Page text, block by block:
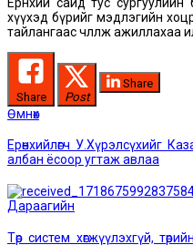
хүүхэд бүрийг мэдлэгийн
тайлангаас чөлөөлж ажиллахаа
Share Post
Share
Post
navigation
ӨмнөхӨмнөх
Ерөнхийлөгч У.Хүрэлсүхийг
албан ёсоор угтаж авлаа
Дараагийн
Төр систем хөгжүүлэхгүй,